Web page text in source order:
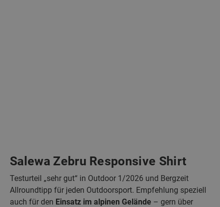
Salewa Zebru Responsive Shirt
Testurteil „sehr gut“ in Outdoor 1/2026 und Bergzeit
Allroundtipp für jeden Outdoorsport. Empfehlung speziell
auch für den Einsatz im alpinen Gelände – gern über